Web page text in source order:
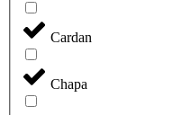
Cardan
Chapa